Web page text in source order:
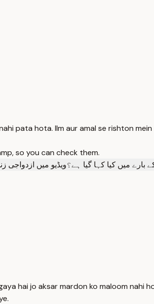
pata hota. Ilm aur amal se rishton mein
so you can check them.
ویڈیو میں ازدواجیبارے میں کیا کہا گیا ہے؟
hai jo aksar mardon ko maloom nahi